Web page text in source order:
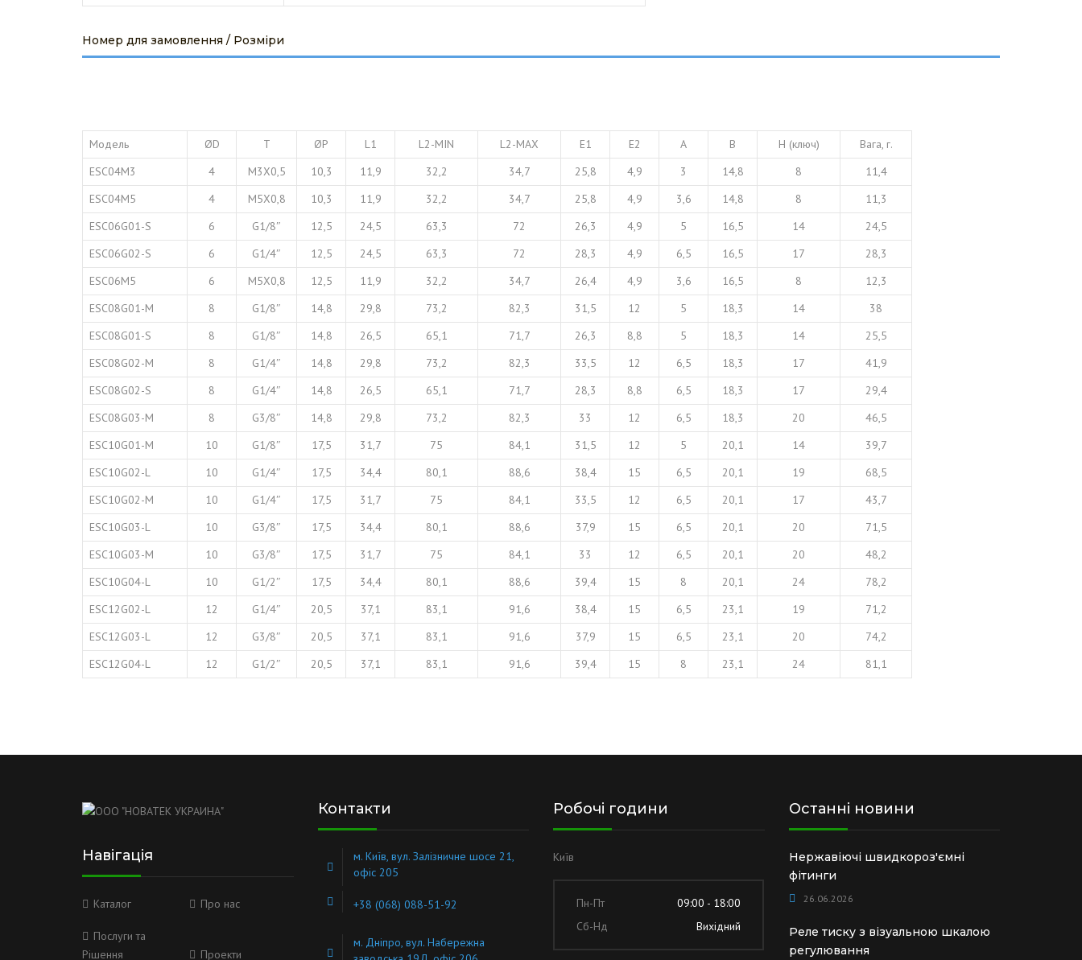
Номер для замовлення / Розміри
Модель ØD T ØP L1 L2-MIN L2-MAX E1 E2 A B H (ключ)
Вага, г.
ESC04M3
4 M3X0,5 10,3 11,9 32,2 34,7 25,8 4,9 3 14,8 8
11,4
ESC04M5
4 M5X0,8 10,3 11,9 32,2 34,7 25,8 4,9 3,6 14,8 8
11,3
ESC06G01-S
6 G1/8″ 12,5 24,5 63,3 72 26,3 4,9 5 16,5 14
24,5
ESC06G02-S
6 G1/4″ 12,5 24,5 63,3 72 28,3 4,9 6,5 16,5 17
28,3
ESC06M5
6 M5X0,8 12,5 11,9 32,2 34,7 26,4 4,9 3,6 16,5 8
12,3
ESC08G01-M
8 G1/8″ 14,8 29,8 73,2 82,3 31,5 12 5 18,3 14
38
ESC08G01-S
8 G1/8″ 14,8 26,5 65,1 71,7 26,3 8,8 5 18,3 14
25,5
ESC08G02-M
8 G1/4″ 14,8 29,8 73,2 82,3 33,5 12 6,5 18,3 17
41,9
ESC08G02-S
8 G1/4″ 14,8 26,5 65,1 71,7 28,3 8,8 6,5 18,3 17
29,4
ESC08G03-M
8 G3/8″ 14,8 29,8 73,2 82,3 33 12 6,5 18,3 20
46,5
ESC10G01-M
10 G1/8″ 17,5 31,7 75 84,1 31,5 12 5 20,1 14
39,7
ESC10G02-L
10 G1/4″ 17,5 34,4 80,1 88,6 38,4 15 6,5 20,1 19
68,5
ESC10G02-M
10 G1/4″ 17,5 31,7 75 84,1 33,5 12 6,5 20,1 17
43,7
ESC10G03-L
10 G3/8″ 17,5 34,4 80,1 88,6 37,9 15 6,5 20,1 20
71,5
ESC10G03-M
10 G3/8″ 17,5 31,7 75 84,1 33 12 6,5 20,1 20
48,2
ESC10G04-L
10 G1/2″ 17,5 34,4 80,1 88,6 39,4 15 8 20,1 24
78,2
ESC12G02-L
12 G1/4″ 20,5 37,1 83,1 91,6 38,4 15 6,5 23,1 19
71,2
ESC12G03-L
12 G3/8″ 20,5 37,1 83,1 91,6 37,9 15 6,5 23,1 20
74,2
ESC12G04-L
12 G1/2″ 20,5 37,1 83,1 91,6 39,4 15 8 23,1 24 81,1
Навігація
Каталог Про нас
Послуги та
Рішення
Проекти
Контакти
м. Київ, вул. Залізничне шосе 21,
офіс 205
+38 (068) 088-51-92
м. Дніпро, вул. Набережна
Робочі години
Київ
Пн-Пт
09:00 - 18:00
Сб-Нд
Вихідний
Останні новини
Нержавіючі швидкороз'ємні
фітинги
26.06.2026
Реле тиску з візуальною шкалою
регулювання